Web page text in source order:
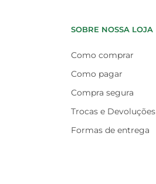
SOBRE NOSSA LOJA
Como comprar
Como pagar
Compra segura
Trocas e Devoluções
Formas de entrega